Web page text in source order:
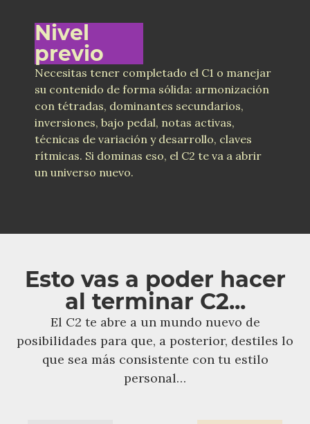
Nivel
previo
Necesitas tener completado el C1 o manejar
su contenido de forma sólida: armonización
con tétradas, dominantes secundarios,
inversiones, bajo pedal, notas activas,
técnicas de variación y desarrollo, claves
rítmicas. Si dominas eso, el C2 te va a abrir
un universo nuevo.
Esto vas a poder hacer
al terminar C2...
El C2 te abre a un mundo nuevo de
posibilidades para que, a posterior, destiles lo
que sea más consistente con tu estilo
personal…